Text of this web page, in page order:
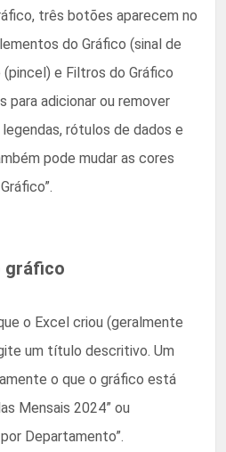
três botões aparecem no
do Gráfico (sinal de
e Filtros do Gráfico
para adicionar ou remover
rótulos de dados e
pode mudar as cores
gráfico
o Excel criou (geralmente
um título descritivo. Um
o que o gráfico está
Mensais 2024” ou
Departamento”.